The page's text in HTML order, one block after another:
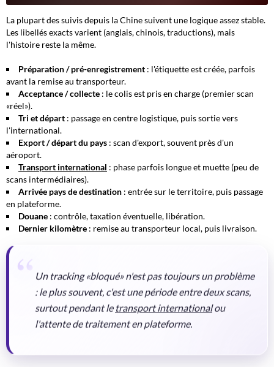
La plupart des suivis depuis la Chine suivent une logique assez stable.
Les libellés exacts varient (anglais, chinois, traductions), mais
l'histoire reste la même.
Préparation / pré-enregistrement : l'étiquette est créée, parfois
avant la remise au transporteur.
Acceptance / collecte : le colis est pris en charge (premier scan
«réel»).
Tri et départ : passage en centre logistique, puis sortie vers
l'international.
Export / départ du pays : scan d'export, souvent près d'un
aéroport.
Transport international : phase parfois longue et muette (peu de
scans intermédiaires).
Arrivée pays de destination : entrée sur le territoire, puis passage
en plateforme.
Douane : contrôle, taxation éventuelle, libération.
Dernier kilomètre : remise au transporteur local, puis livraison.
Un tracking «bloqué» n'est pas toujours un problème
: le plus souvent, c'est une période entre deux scans,
surtout pendant le transport internationalou
l'attente de traitement en plateforme.